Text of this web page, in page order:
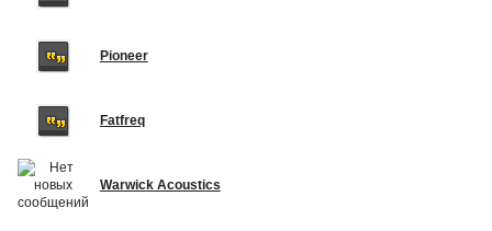
Pioneer
Fatfreq
Warwick Acoustics